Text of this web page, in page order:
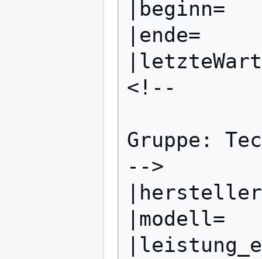
|beginn=
|ende=
<!--
Gruppe:
-->
|modell=